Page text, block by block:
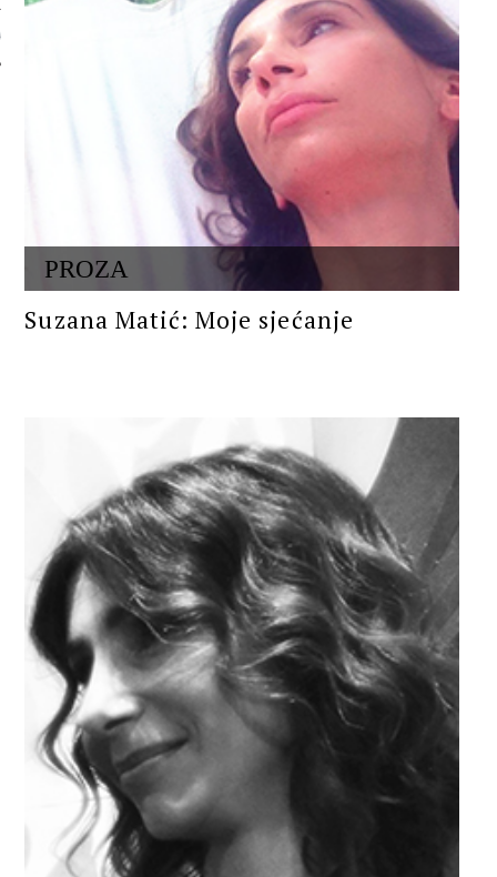
PROZA
Suzana Matić: Moje sjećanje